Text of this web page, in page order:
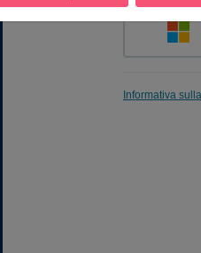
Informativa